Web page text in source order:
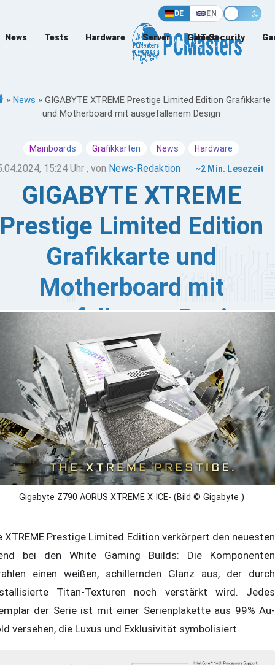
DE EN
News Tests Hardware Server Games
IT-Security
» News » GIGABYTE XTREME Prestige Limited Edition Grafikkarte
und Motherboard mit ausgefallenem Design
Mainboards Grafikkarten News Hardware
15:24 Uhr , von News-Redaktion ~2 Min. Lesezeit
GIGABYTE XTREME
Prestige Limited Edition
Grafikkarte und
Motherboard mit
ausgefallenem Design
hat mit der XTREME Prestige Limited Edition
luxuriöse Serie vorgestellt, die aus dem Z790 AORUS
X ICE Motherboard und der AORUS GeForce RTX
SUPER XTREME ICE 16G Grafikkarte besteht. Die
Edition richtet sich an Enthusiasten und Sammler.
Gigabyte Z790 AORUS XTREME X ICE- (Bild © Gigabyte )
XTREME Prestige Limited Edition verkörpert den neuesten
bei den White Gaming Builds: Die Komponenten
einen weißen, schillernden Glanz aus, der durch
Titan-Texturen noch verstärkt wird. Jedes
der Serie ist mit einer Serienplakette aus 99% Au-
versehen, die Luxus und Exklusivität symbolisiert.